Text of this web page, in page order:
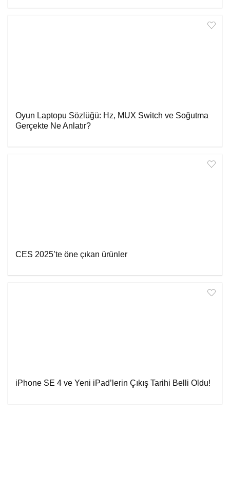
Oyun Laptopu Sözlüğü: Hz, MUX Switch ve Soğutma
Gerçekte Ne Anlatır?
CES 2025’te öne çıkan ürünler
iPhone SE 4 ve Yeni iPad’lerin Çıkış Tarihi Belli Oldu!